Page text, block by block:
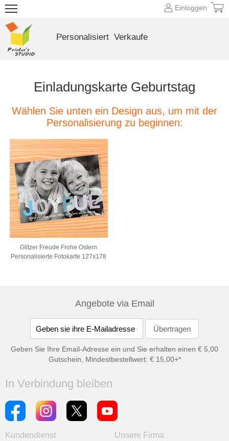
Einladungskarte Geburtstag
Wählen Sie unten ein Design aus, um mit der
Personalisierung zu beginnen:
Glitzer Freude Frohe Ostern
Personalisierte Fotokarte 127x178
Angebote via Email
Geben Sie Ihre Email-Adresse ein und Sie erhalten einen € 5,00
Gutschein, Mindestbestellwert: € 15,00+*
In Verbindung bleiben
Kundendienst
Unsere Firma
Einloggen
Personalisiert Verkaufe